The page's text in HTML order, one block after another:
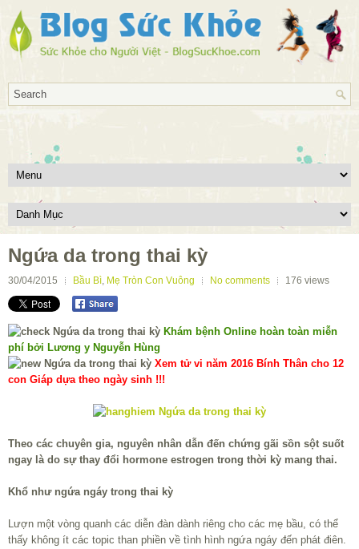
Ngứa da trong thai kỳ
30/04/2015 Bầu Bì, Mẹ Tròn Con Vuông No comments 176 views
Khám bệnh Online hoàn toàn miễn
phí bởi Lương y Nguyễn Hùng
Xem tử vi năm 2016 Bính Thân cho 12
con Giáp dựa theo ngày sinh !!!
Theo các chuyên gia, nguyên nhân dẫn đến chứng gãi sồn sột suốt
ngay là do sự thay đổi hormone estrogen trong thời kỳ mang thai.
Khổ như ngứa ngáy trong thai kỳ
Lượn một vòng quanh các diễn đàn dành riêng cho các mẹ bầu, có thể
thấy không ít các topic than phiền về tình hình ngứa ngáy đến phát điên.